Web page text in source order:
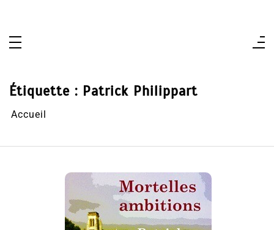
Étiquette : Patrick Philippart
Accueil